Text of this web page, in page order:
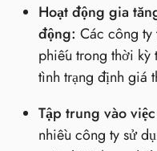
Hoạt động gia
động: Các công
phiếu trong thời kỳ
tình trạng định giá
Tập trung vào
nhiều công ty sử